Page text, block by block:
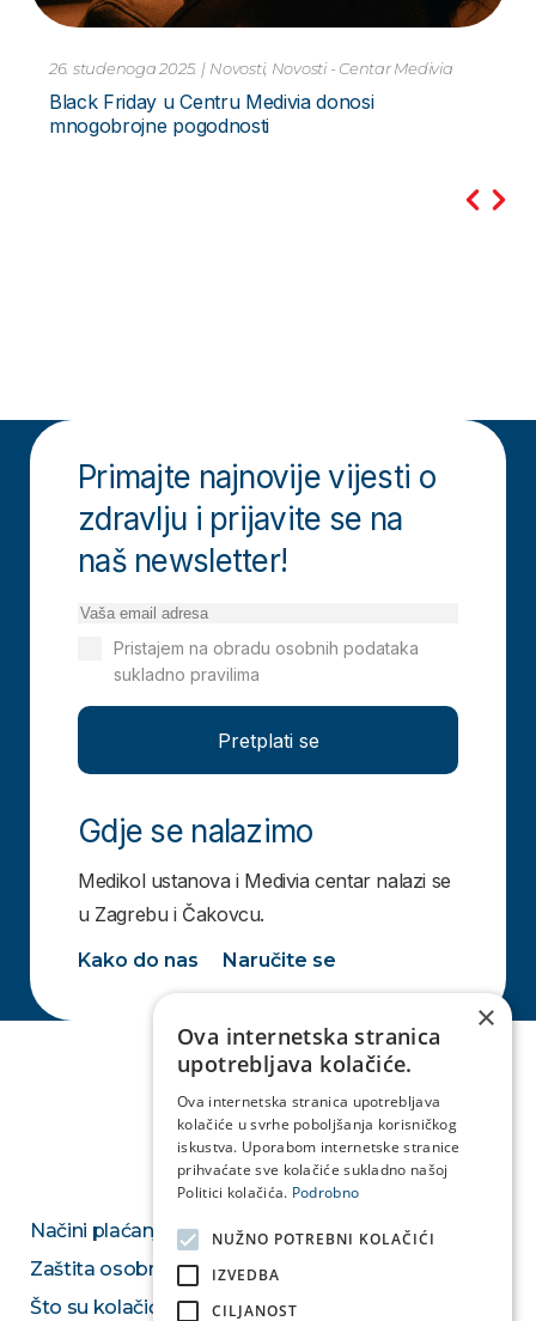
10. studenoga 2023. | Novosti
Pretraga PCR Metodom – za Hripavac –
Bordetella Pertussis Novo
Primajte najnovije vijesti o
zdravlju i prijavite se na
naš newsletter!
Pretplati se
Pristajem na obradu osobnih podataka
sukladno pravilima
Gdje se nalazimo
Medikol ustanova i Medivia centar nalazi se
u Zagrebu i Čakovcu.
Kako do nas Naručite se
Načini plaćanja
Zaštita osobnih podataka
Što su kolačići
×
Ova internetska stranica
upotrebljava kolačiće.
Ova internetska stranica upotrebljava
kolačiće u svrhe poboljšanja korisničkog
iskustva. Uporabom internetske stranice
prihvaćate sve kolačiće sukladno našoj
Politici kolačića. Podrobno
NUŽNO POTREBNI KOLAČIĆI
IZVEDBA
CILJANOST